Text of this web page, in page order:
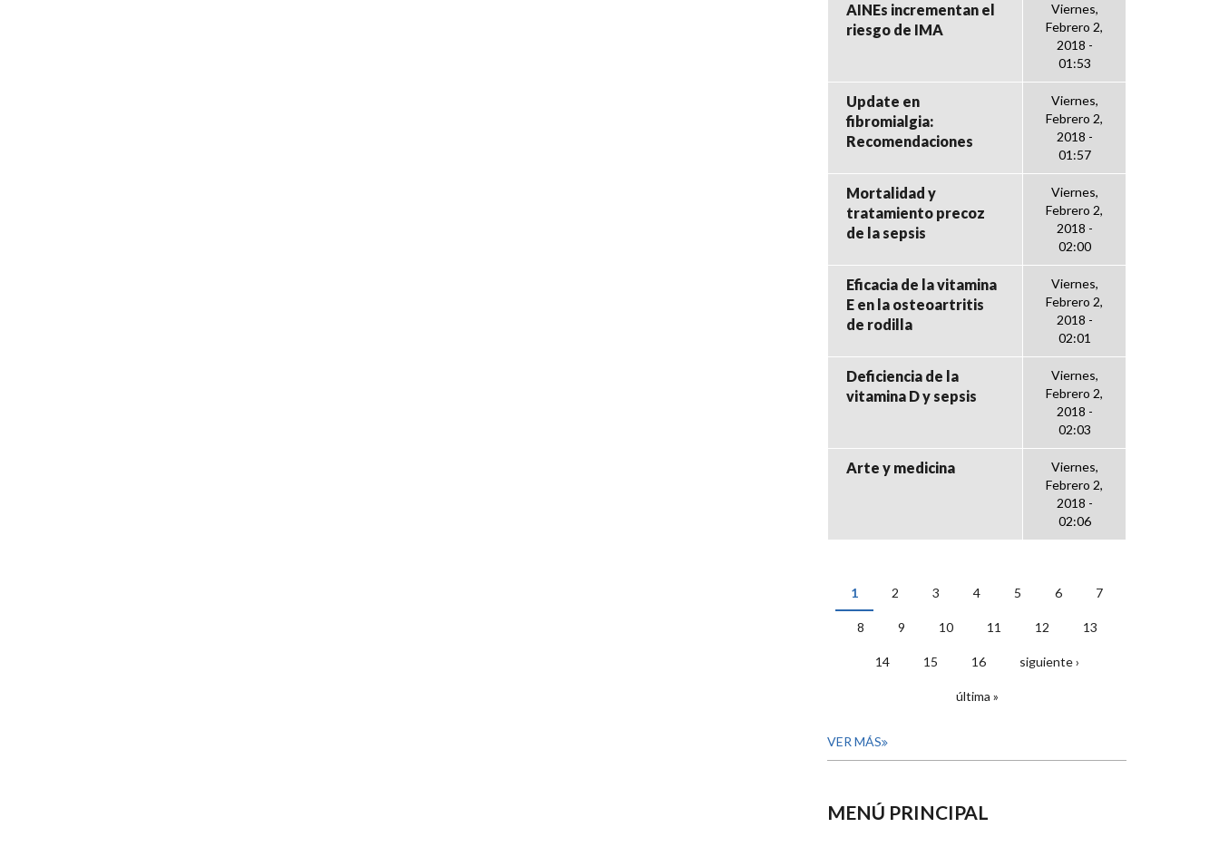
AINEs incrementan el
riesgo de IMA
Viernes,
Febrero 2,
2018 -
01:53
Update en
fibromialgia:
Recomendaciones
Viernes,
Febrero 2,
2018 -
01:57
Mortalidad y
tratamiento precoz
de la sepsis
Viernes,
Febrero 2,
2018 -
02:00
Eficacia de la vitamina
E en la osteoartritis
de rodilla
Viernes,
Febrero 2,
2018 -
02:01
Deficiencia de la
vitamina D y sepsis
Viernes,
Febrero 2,
2018 -
02:03
Arte y medicina
Viernes,
Febrero 2,
2018 -
02:06
PÁGINAS
1 2 3 4 5 6 7
8 9 10 11 12 13
14 15 16 siguiente ›
última »
VER MÁS
MENÚ PRINCIPAL